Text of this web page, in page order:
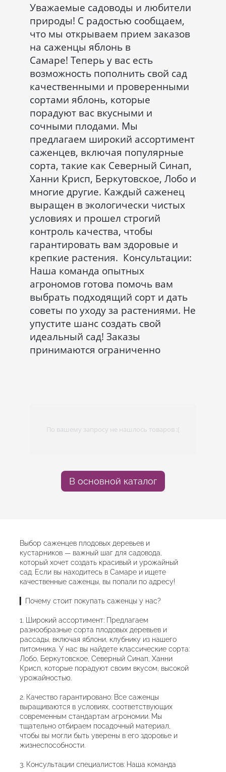
Уважаемые садоводы и любители
природы! С радостью сообщаем,
что мы открываем прием заказов
на саженцы яблонь в
Самаре! Теперь у вас есть
возможность пополнить свой сад
качественными и проверенными
сортами яблонь, которые
порадуют вас вкусными и
сочными плодами. Мы
предлагаем широкий ассортимент
саженцев, включая популярные
сорта, такие как Северный Синап,
Ханни Крисп, Беркутовское, Лобо и
многие другие. Каждый саженец
выращен в экологически чистых
условиях и прошел строгий
контроль качества, чтобы
гарантировать вам здоровые и
крепкие растения. Консультации:
Наша команда опытных
агрономов готова помочь вам
выбрать подходящий сорт и дать
советы по уходу за растениями. Не
упустите шанс создать свой
идеальный сад! Заказы
принимаются ограниченно
По вашему запросу не нашлось товаров :(
В основной каталог
Выбор саженцев плодовых деревьев и
кустарников — важный шаг для садовода,
который хочет создать красивый и урожайный
сад. Если вы находитесь в Самаре и ищете
качественные саженцы, вы попали по адресу!
▎Почему стоит покупать саженцы у нас?
1. Широкий ассортимент: Предлагаем
разнообразные сорта плодовых деревьев и
рассады, включая яблони, клубнику из нашего
питомника. У нас вы найдете классические сорта:
Лобо, Беркутовское, Северный Синап, Ханни
Крисп, которые порадуют своим вкусом, высокой
урожайностью.
2. Качество гарантировано: Все саженцы
выращиваются в условиях, соответствующих
современным стандартам агрономии. Мы
тщательно отбираем посадочный материал,
чтобы вы могли быть уверены в его здоровье и
жизнеспособности.
3. Консультации специалистов: Наша команда